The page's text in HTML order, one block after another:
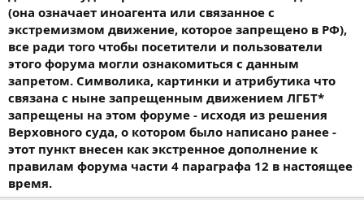
(она означает иноагента или связанное с
экстремизмом движение, которое запрещено в РФ),
все ради того чтобы посетители и пользователи
этого форума могли ознакомиться с данным
запретом. Символика, картинки и атрибутика что
связана с ныне запрещенным движением ЛГБТ*
запрещены на этом форуме - исходя из решения
Верховного суда, о котором было написано ранее -
этот пункт внесен как экстренное дополнение к
правилам форума части 4 параграфа 12 в настоящее
время.